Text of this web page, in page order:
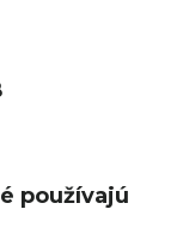
používajú